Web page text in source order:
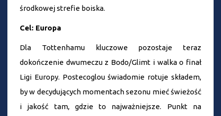
środkowej strefie boiska.
Cel: Europa
Dla Tottenhamu kluczowe pozostaje teraz
dokończenie dwumeczu z Bodo/Glimt i walka o finał
Ligi Europy. Postecoglou świadomie rotuje składem,
by w decydujących momentach sezonu mieć świeżość
i jakość tam, gdzie to najważniejsze. Punkt na